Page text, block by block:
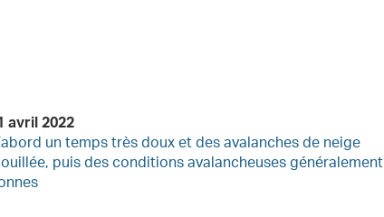
avril 2022
un temps très doux et des avalanches de neige
puis des conditions avalancheuses généralement